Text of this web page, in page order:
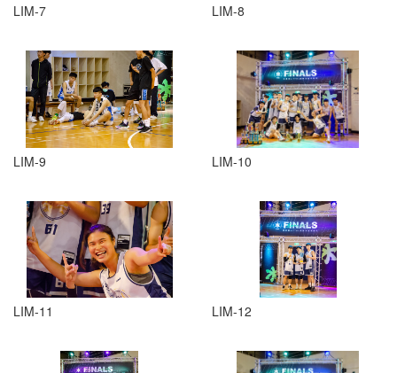
LIM-7 LIM-8
LIM-9 LIM-10
LIM-11 LIM-12